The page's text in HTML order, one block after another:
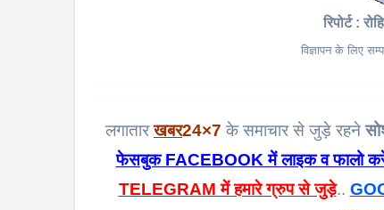
रिपोर्ट :
विज्ञापन के लिए
लगातारखबर24×7 के समाचार से जुड़े रहने
फेसबुक FACEBOOK में लाइक व फालो
TELEGRAM में हमारे ग्रुप से जुड़े..